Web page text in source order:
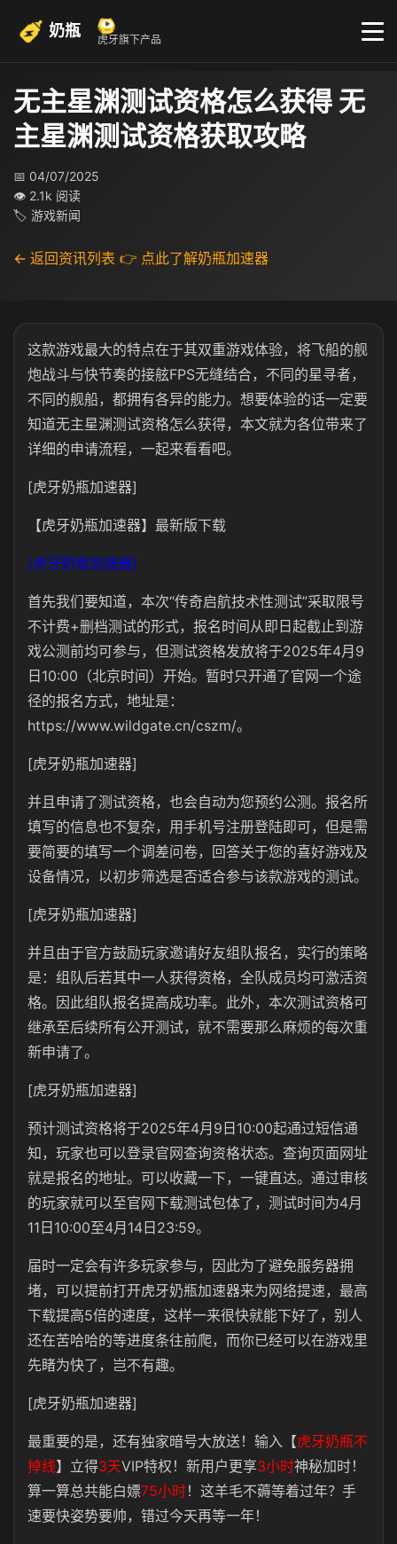
奶瓶 虎牙旗下产品
无主星渊测试资格怎么获得 无
主星渊测试资格获取攻略
📅 04/07/2025
👁 2.1k 阅读
🏷 游戏新闻
← 返回资讯列表 👉 点此了解奶瓶加速器
这款游戏最大的特点在于其双重游戏体验，将飞船的舰
炮战斗与快节奏的接舷FPS无缝结合，不同的星寻者，
不同的舰船，都拥有各异的能力。想要体验的话一定要
知道无主星渊测试资格怎么获得，本文就为各位带来了
详细的申请流程，一起来看看吧。
[虎牙奶瓶加速器]
【虎牙奶瓶加速器】最新版下载
[虎牙奶瓶加速器]
首先我们要知道，本次“传奇启航技术性测试”采取限号
不计费+删档测试的形式，报名时间从即日起截止到游
戏公测前均可参与，但测试资格发放将于2025年4月9
日10:00（北京时间）开始。暂时只开通了官网一个途
径的报名方式，地址是：
https://www.wildgate.cn/cszm/。
[虎牙奶瓶加速器]
并且申请了测试资格，也会自动为您预约公测。报名所
填写的信息也不复杂，用手机号注册登陆即可，但是需
要简要的填写一个调差问卷，回答关于您的喜好游戏及
设备情况，以初步筛选是否适合参与该款游戏的测试。
[虎牙奶瓶加速器]
并且由于官方鼓励玩家邀请好友组队报名，实行的策略
是：组队后若其中一人获得资格，全队成员均可激活资
格。因此组队报名提高成功率。此外，本次测试资格可
继承至后续所有公开测试，就不需要那么麻烦的每次重
新申请了。
[虎牙奶瓶加速器]
预计测试资格将于2025年4月9日10:00起通过短信通
知，玩家也可以登录官网查询资格状态。查询页面网址
就是报名的地址。可以收藏一下，一键直达。通过审核
的玩家就可以至官网下载测试包体了，测试时间为4月
11日10:00至4月14日23:59。
届时一定会有许多玩家参与，因此为了避免服务器拥
堵，可以提前打开虎牙奶瓶加速器来为网络提速，最高
下载提高5倍的速度，这样一来很快就能下好了，别人
还在苦哈哈的等进度条往前爬，而你已经可以在游戏里
先睹为快了，岂不有趣。
[虎牙奶瓶加速器]
最重要的是，还有独家暗号大放送！输入【虎牙奶瓶不
掉线】立得3天VIP特权！新用户更享3小时神秘加时！
算一算总共能白嫖75小时！这羊毛不薅等着过年？手
速要快姿势要帅，错过今天再等一年！